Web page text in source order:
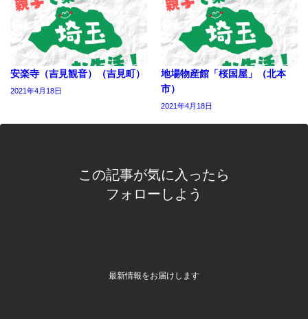
安楽寺（吉見観音）（吉見町）
2021年4月18日
地場物産館「桜国屋」（北本
市）
2021年4月18日
この記事が気に入ったら
フォローしよう
最新情報をお届けします